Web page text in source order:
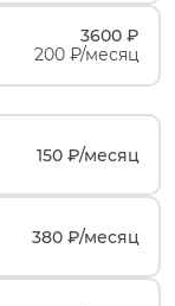
3600 ₽
200 ₽/месяц
150 ₽/месяц
380 ₽/месяц